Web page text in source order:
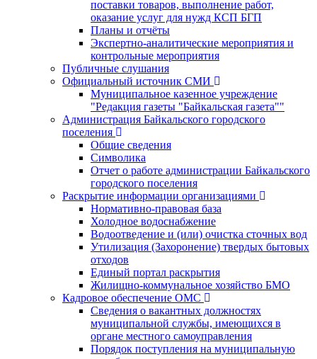
поставки товаров, выполнение работ,
оказание услуг для нужд КСП БГП
Планы и отчёты
Экспертно-аналитические мероприятия и
контрольные мероприятия
Публичные слушания
Официальный источник СМИ
Муниципальное казенное учреждение
"Редакция газеты "Байкальская газета""
Администрация Байкальского городского
поселения
Общие сведения
Символика
Отчет о работе администрации Байкальского
городского поселения
Раскрытие информации организациями
Нормативно-правовая база
Холодное водоснабжение
Водоотведение и (или) очистка сточных вод
Утилизация (Захоронение) твердых бытовых
отходов
Единый портал раскрытия
Жилищно-коммунальное хозяйство БМО
Кадровое обеспечение ОМС
Сведения о вакантных должностях
муниципальной службы, имеющихся в
органе местного самоуправления
Порядок поступления на муниципальную